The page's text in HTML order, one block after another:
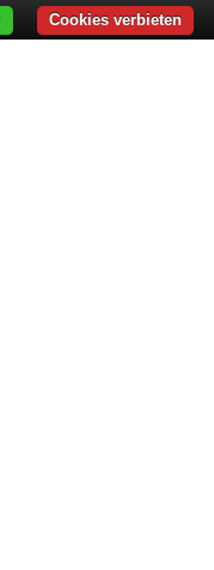
Cookies verbieten